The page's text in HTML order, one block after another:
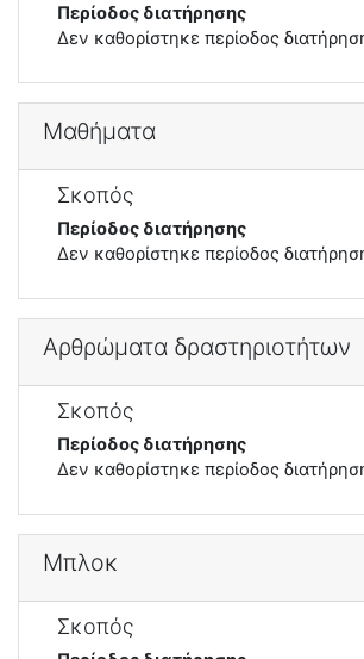
Περίοδος διατήρησης
Δεν καθορίστηκε περίοδος
Μαθήματα
Σκοπός
Περίοδος διατήρησης
Δεν καθορίστηκε περίοδος
Αρθρώματα δραστηριοτήτων
Σκοπός
Περίοδος διατήρησης
Δεν καθορίστηκε περίοδος
Μπλοκ
Σκοπός